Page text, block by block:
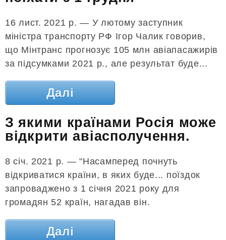
16 лист. 2021 р. — У лютому заступник
міністра транспорту РФ Ігор Чалик говорив,
що Мінтранс прогнозує 105 млн авіапасажирів
за підсумками 2021 р., але результат буде...
Далі
З якими країнами Росія може
відкрити авіасполучення.
8 січ. 2021 р. — "Насамперед почнуть
відкриватися країни, в яких буде... поїздок
запроваджено з 1 січня 2021 року для
громадян 52 країн, нагадав він.
Далі